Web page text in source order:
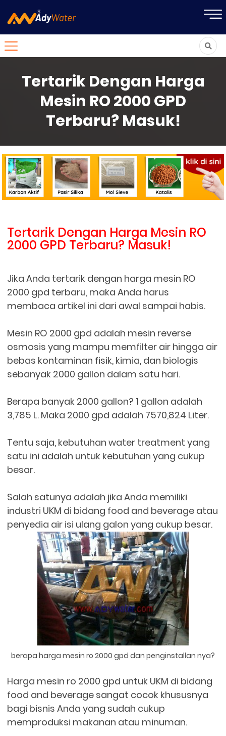
Tertarik Dengan Harga
Mesin RO 2000 GPD
Terbaru? Masuk!
Tertarik Dengan Harga Mesin RO
2000 GPD Terbaru? Masuk!
Jika Anda tertarik dengan harga mesin RO
2000 gpd terbaru, maka Anda harus
membaca artikel ini dari awal sampai habis.
Mesin RO 2000 gpd adalah mesin reverse
osmosis yang mampu memfilter air hingga air
bebas kontaminan fisik, kimia, dan biologis
sebanyak 2000 gallon dalam satu hari.
Berapa banyak 2000 gallon? 1 gallon adalah
3,785 L. Maka 2000 gpd adalah 7570,824 Liter.
Tentu saja, kebutuhan water treatment yang
satu ini adalah untuk kebutuhan yang cukup
besar.
Salah satunya adalah jika Anda memiliki
industri UKM di bidang food and beverage atau
penyedia air isi ulang galon yang cukup besar.
berapa harga mesin ro 2000 gpd dan penginstallan nya?
Harga mesin ro 2000 gpd untuk UKM di bidang
food and beverage sangat cocok khususnya
bagi bisnis Anda yang sudah cukup
memproduksi makanan atau minuman.